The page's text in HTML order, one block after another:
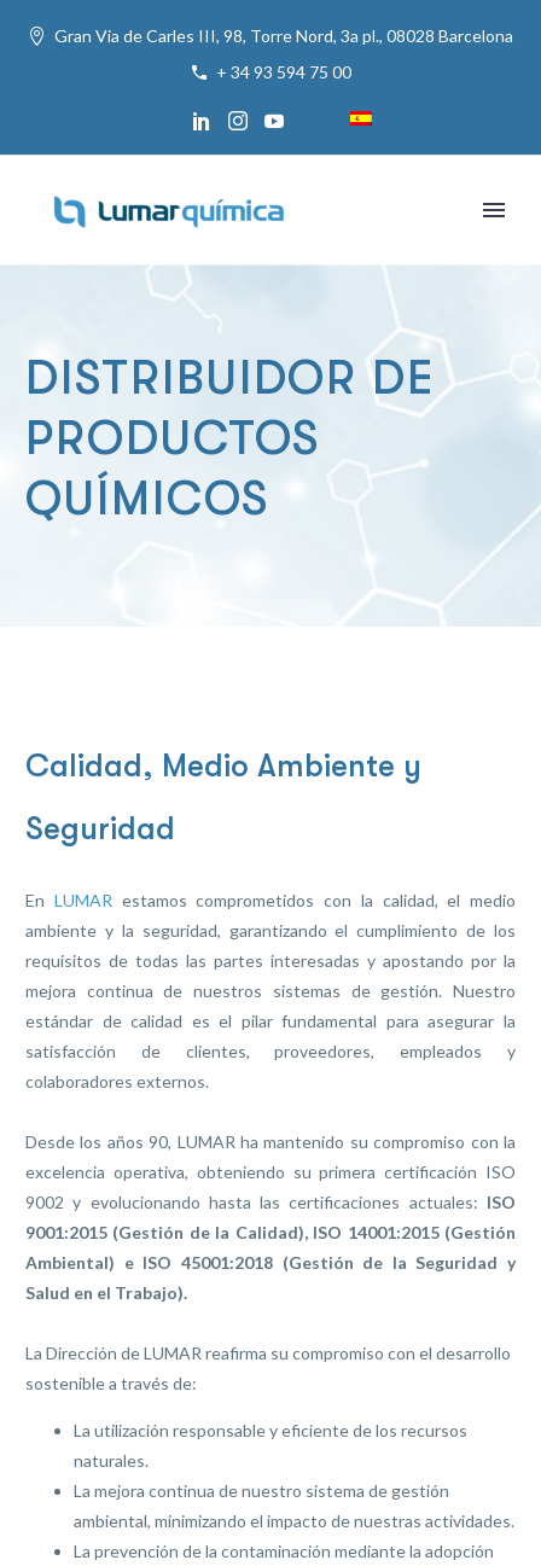
Gran Via de Carles III, 98, Torre Nord, 3a pl., 08028 Barcelona
+ 34 93 594 75 00
DISTRIBUIDOR DE
PRODUCTOS
QUÍMICOS
Calidad, Medio Ambiente y
Seguridad
En LUMAR estamos comprometidos con la calidad, el medio
ambiente y la seguridad, garantizando el cumplimiento de los
requisitos de todas las partes interesadas y apostando por la
mejora continua de nuestros sistemas de gestión. Nuestro
estándar de calidad es el pilar fundamental para asegurar la
satisfacción de clientes, proveedores, empleados y
colaboradores externos.
Desde los años 90, LUMAR ha mantenido su compromiso con la
excelencia operativa, obteniendo su primera certificación ISO
9002 y evolucionando hasta las certificaciones actuales: ISO
9001:2015 (Gestión de la Calidad), ISO 14001:2015 (Gestión
Ambiental) e ISO 45001:2018 (Gestión de la Seguridad y
Salud en el Trabajo).
La Dirección de LUMAR reafirma su compromiso con el desarrollo
sostenible a través de:
La utilización responsable y eficiente de los recursos
naturales.
La mejora continua de nuestro sistema de gestión
ambiental, minimizando el impacto de nuestras actividades.
La prevención de la contaminación mediante la adopción